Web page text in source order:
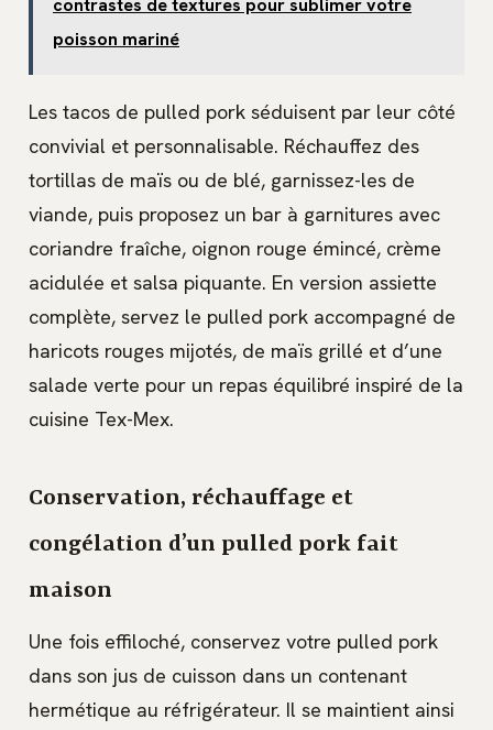
contrastes de textures pour sublimer votre
poisson mariné
Les tacos de pulled pork séduisent par leur côté
convivial et personnalisable. Réchauffez des
tortillas de maïs ou de blé, garnissez-les de
viande, puis proposez un bar à garnitures avec
coriandre fraîche, oignon rouge émincé, crème
acidulée et salsa piquante. En version assiette
complète, servez le pulled pork accompagné de
haricots rouges mijotés, de maïs grillé et d’une
salade verte pour un repas équilibré inspiré de la
cuisine Tex-Mex.
Conservation, réchauffage et
congélation d’un pulled pork fait
maison
Une fois effiloché, conservez votre pulled pork
dans son jus de cuisson dans un contenant
hermétique au réfrigérateur. Il se maintient ainsi